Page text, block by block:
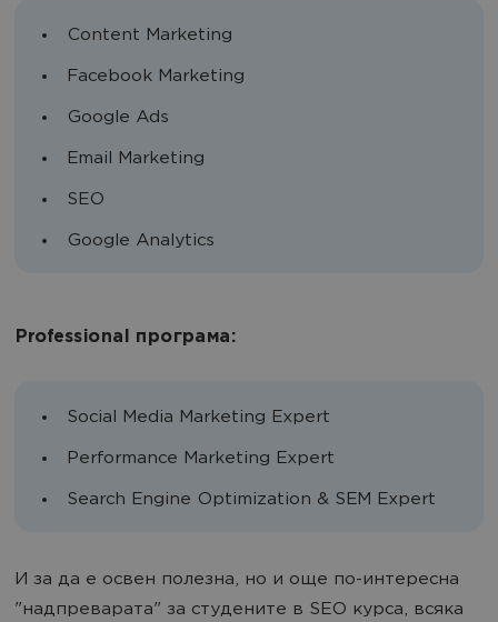
Content Marketing
Facebook Marketing
Google Ads
Email Marketing
SEO
Google Analytics
Professional програма:
Social Media Marketing Expert
Performance Marketing Expert
Search Engine Optimization & SEM Expert
И за да е освен полезна, но и още по-интересна
"надпреварата" за студените в SEO курса, всяка